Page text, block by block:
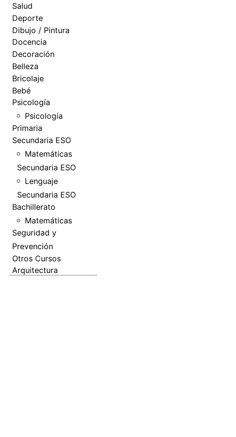
Salud
Deporte
Dibujo / Pintura
Docencia
Decoración
Belleza
Bricolaje
Bebé
Psicología
Psicología
Primaria
Secundaria ESO
Matemáticas
Secundaria ESO
Lenguaje
Secundaria ESO
Bachillerato
Matemáticas
Seguridad y
Prevención
Otros Cursos
Arquitectura